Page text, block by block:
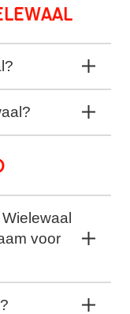
voor